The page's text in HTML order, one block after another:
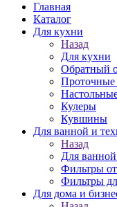
Главная
Каталог
Для кухни
Назад
Для кухни
Обратный
Проточные
Кулеры
Кувшины
Для ванной и
Назад
Для
Фильтры
Фильтры
Для дома и